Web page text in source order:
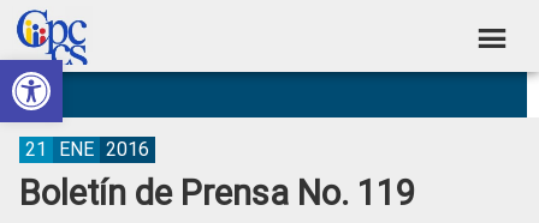
Abrir barra de herramientas
Skip
to
primary
navigation
Skip
to
main
content
Skip
to
primary
sidebar
Skip
to
footer
Consejo
de
Participación
Ciudadana
Construyendo
Poder
Ciudadano
Boletín de Prensa No. 119
21 ENE 2016